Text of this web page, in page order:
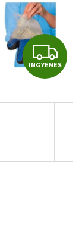
I
N
G
INGYENES